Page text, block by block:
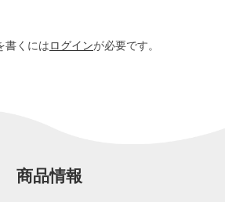
書くにはログインが必要です。
商品情報